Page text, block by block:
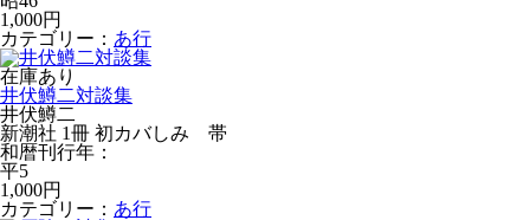
1,000円
カテゴリー： あ行
在庫あり
井伏鱒二対談集
井伏鱒二
新潮社 1冊 初カバしみ 帯
和暦刊行年：
平5
1,000円
カテゴリー： あ行